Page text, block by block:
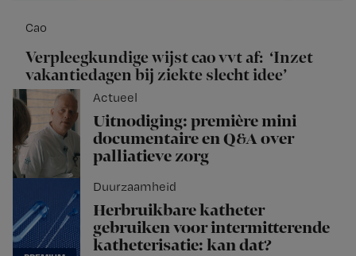
Cao
Verpleegkundige wijst cao vvt af: ‘Inzet
vakantiedagen bij ziekte slecht idee’
Actueel
Uitnodiging: première mini
documentaire en Q&A over
palliatieve zorg
Duurzaamheid
Herbruikbare katheter
gebruiken voor intermitterende
katheterisatie: kan dat?